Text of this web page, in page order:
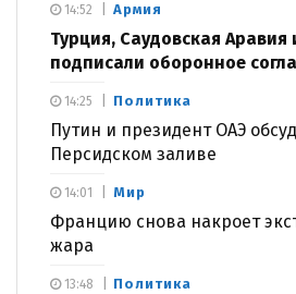
Армия
Турция, Саудовская Аравия
подписали оборонное
14:52
Политика
Путин и президент ОАЭ
Персидском заливе
14:25
Мир
Францию снова накроет
жара
14:01
Политика
13:48